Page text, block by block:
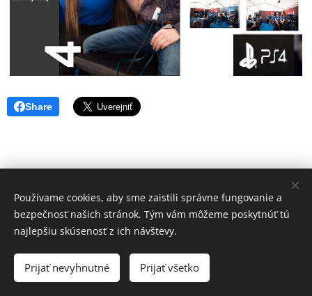
Share
© 2024 GAPS Grand/Adventure/Promo/Story by Matúš Bende
Vytvorené službouWebnode
Používame cookies, aby sme zaistili správne fungovanie a
bezpečnosť našich stránok. Tým vám môžeme poskytnúť tú
najlepšiu skúsenosť z ich návštevy.
Prijať nevyhnutné Prijať všetko